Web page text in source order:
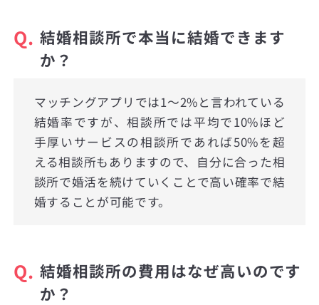
Q. 結婚相談所で本当に結婚できます
か？
マッチングアプリでは1〜2%と言われている
結婚率ですが、相談所では平均で10%ほど
手厚いサービスの相談所であれば50%を超
える相談所もありますので、自分に合った相
談所で婚活を続けていくことで高い確率で結
婚することが可能です。
Q. 結婚相談所の費用はなぜ高いのです
か？